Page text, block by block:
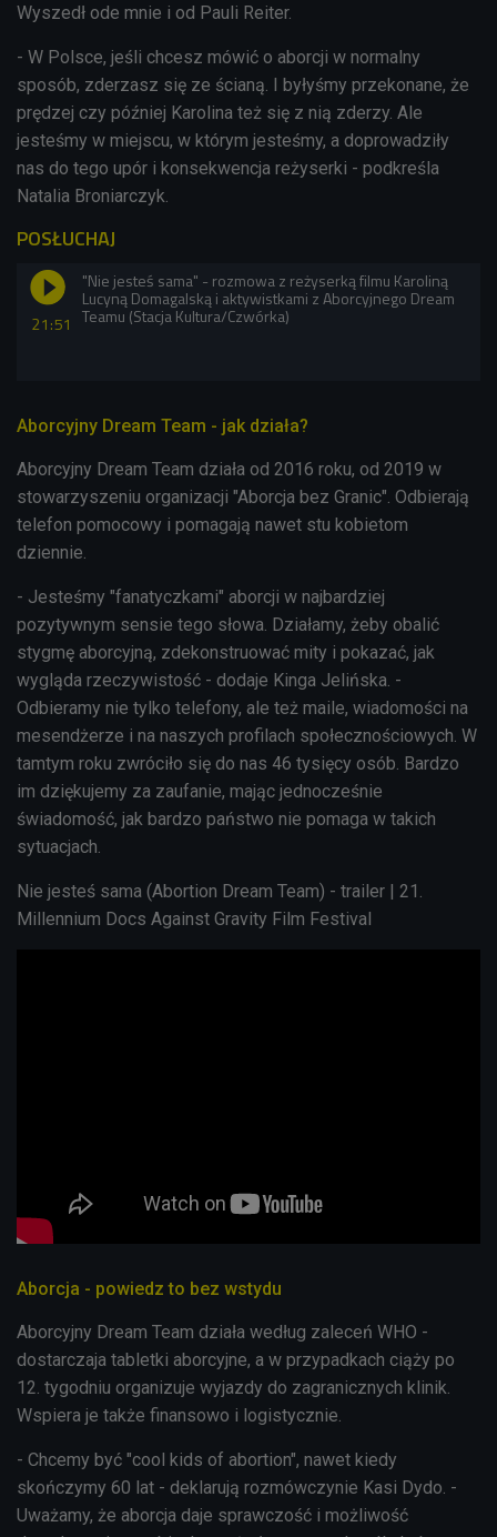
Wyszedł ode mnie i od Pauli Reiter.
- W Polsce, jeśli chcesz mówić o aborcji w normalny
sposób, zderzasz się ze ścianą. I byłyśmy przekonane, że
prędzej czy później Karolina też się z nią zderzy. Ale
jesteśmy w miejscu, w którym jesteśmy, a doprowadziły
nas do tego upór i konsekwencja reżyserki - podkreśla
Natalia Broniarczyk.
POSŁUCHAJ
21:51
"Nie jesteś sama" - rozmowa z reżyserką filmu Karoliną
Lucyną Domagalską i aktywistkami z Aborcyjnego Dream
Teamu (Stacja Kultura/Czwórka)
Aborcyjny Dream Team - jak działa?
Aborcyjny Dream Team działa od 2016 roku, od 2019 w
stowarzyszeniu organizacji "Aborcja bez Granic". Odbierają
telefon pomocowy i pomagają nawet stu kobietom
dziennie.
- Jesteśmy "fanatyczkami" aborcji w najbardziej
pozytywnym sensie tego słowa. Działamy, żeby obalić
stygmę aborcyjną, zdekonstruować mity i pokazać, jak
wygląda rzeczywistość - dodaje Kinga Jelińska. -
Odbieramy nie tylko telefony, ale też maile, wiadomości na
mesendżerze i na naszych profilach społecznościowych. W
tamtym roku zwróciło się do nas 46 tysięcy osób. Bardzo
im dziękujemy za zaufanie, mając jednocześnie
świadomość, jak bardzo państwo nie pomaga w takich
sytuacjach.
Nie jesteś sama (Abortion Dream Team) - trailer | 21.
Millennium Docs Against Gravity Film Festival
Aborcja - powiedz to bez wstydu
Aborcyjny Dream Team działa według zaleceń WHO -
dostarczaja tabletki aborcyjne, a w przypadkach ciąży po
12. tygodniu organizuje wyjazdy do zagranicznych klinik.
Wspiera je także finansowo i logistycznie.
- Chcemy być "cool kids of abortion", nawet kiedy
skończymy 60 lat - deklarują rozmówczynie Kasi Dydo. -
Uważamy, że aborcja daje sprawczość i możliwość